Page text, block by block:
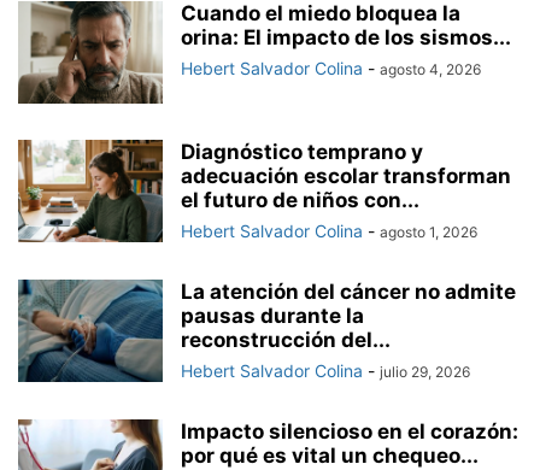
Cuando el miedo bloquea la
orina: El impacto de los sismos...
Hebert Salvador Colina - agosto 4, 2026
Diagnóstico temprano y
adecuación escolar transforman
el futuro de niños con...
Hebert Salvador Colina - agosto 1, 2026
La atención del cáncer no admite
pausas durante la
reconstrucción del...
Hebert Salvador Colina - julio 29, 2026
Impacto silencioso en el corazón:
por qué es vital un chequeo...